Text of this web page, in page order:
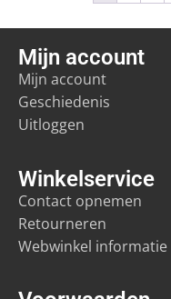
Winkelservice
Contact opnemen
Retourneren
Webwinkel informatie
Mijn account
Mijn account
Geschiedenis
Uitloggen